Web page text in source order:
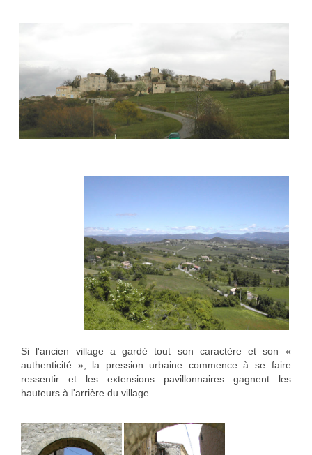
Si l'ancien village a gardé tout son caractère et son «
authenticité », la pression urbaine commence à se faire
ressentir et les extensions pavillonnaires gagnent les
hauteurs à l'arrière du village.